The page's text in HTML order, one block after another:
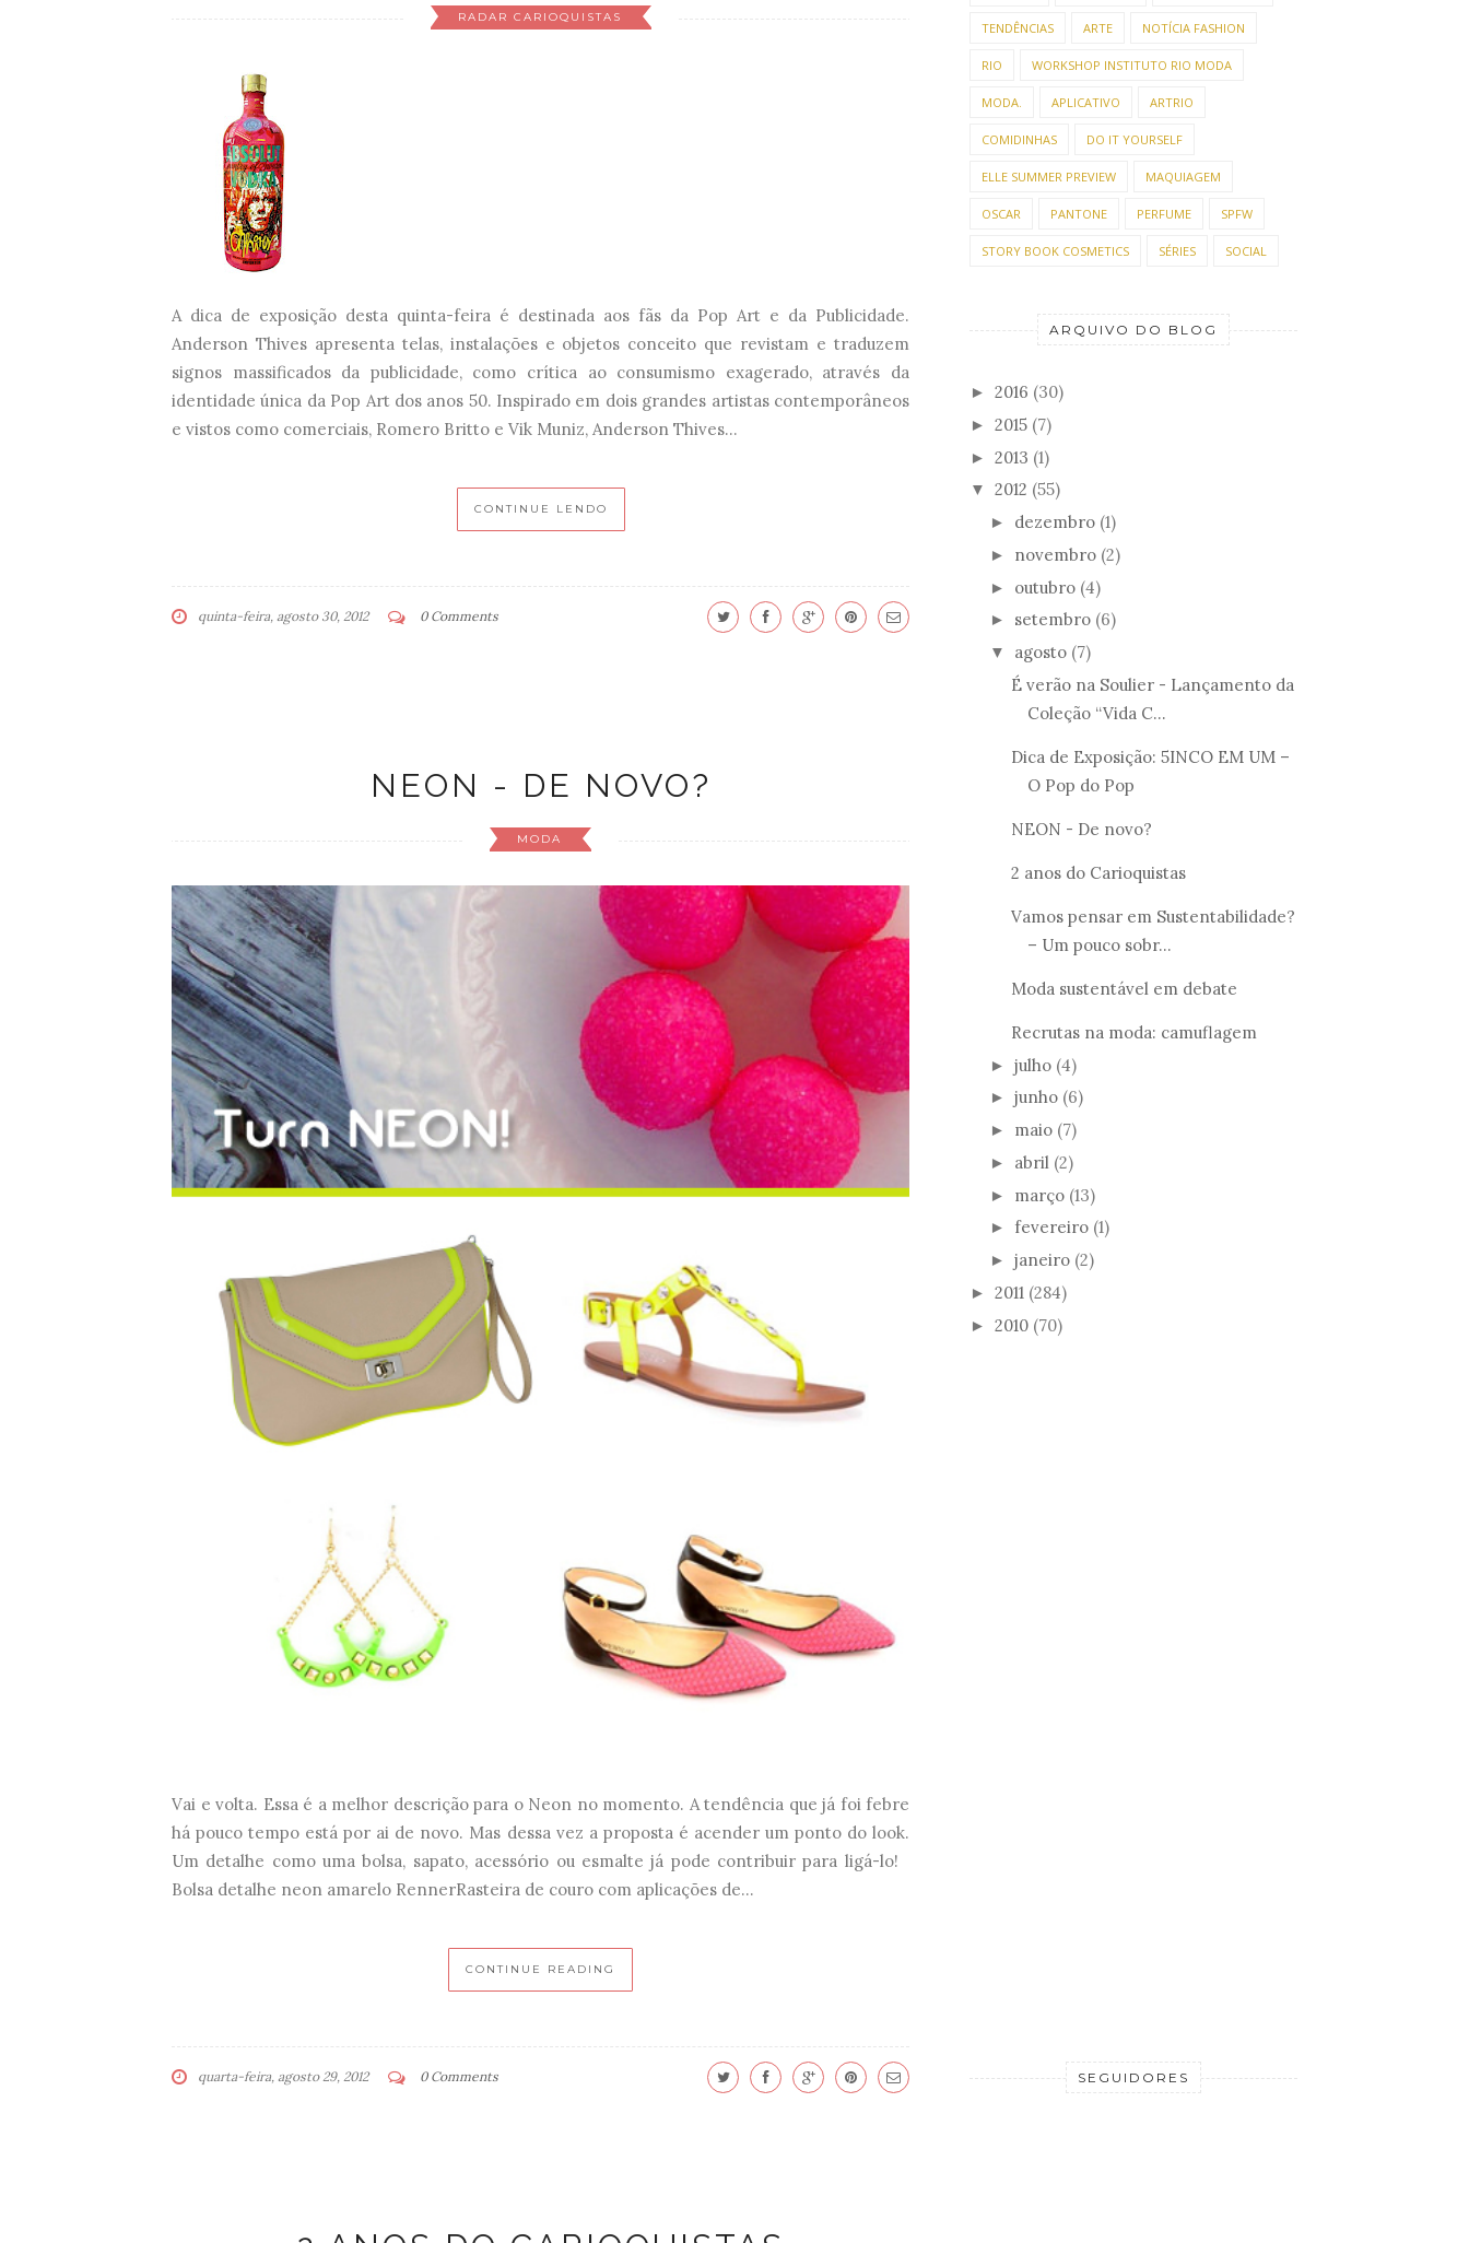
DICA DE EXPOSIÇÃO: 5INCO EM UM – O
Anderson Thives apresenta telas, instalações e objetos conceito que revistam e traduzem
signos massificados da publicidade, como crítica ao consumismo exagerado, através da
0 Comments
NEON - DE NOVO?
Vai e volta. Essa é a melhor descrição para o Neon no momento. A tendência que já foi febre
há pouco tempo está por ai de novo. Mas dessa vez a proposta é acender um ponto do look.
quarta-feira, agosto 29, 2012 0 Comments
TENDÊNCIAS ARTE NOTÍCIA FASHION
RIO WORKSHOP INSTITUTO RIO MODA
MODA. APLICATIVO ARTRIO
COMIDINHAS DO IT YOURSELF
ELLE SUMMER PREVIEW MAQUIAGEM
OSCAR PANTONE PERFUME SPFW
STORY BOOK COSMETICS SÉRIES SOCIAL
ARQUIVO DO BLOG
► 2016 (30)
► 2015 (7)
► 2013 (1)
▼ 2012 (55)
► dezembro (1)
► novembro (2)
► outubro (4)
► setembro (6)
▼ agosto (7)
É verão na Soulier - Lançamento da
Coleção “Vida C...
Dica de Exposição: 5INCO EM UM –
O Pop do Pop
NEON - De novo?
2 anos do Carioquistas
Vamos pensar em Sustentabilidade?
– Um pouco sobr...
Moda sustentável em debate
Recrutas na moda: camuflagem
► julho (4)
► junho (6)
► maio (7)
► abril (2)
► março (13)
► fevereiro (1)
► janeiro (2)
► 2011 (284)
► 2010 (70)
SEGUIDORES